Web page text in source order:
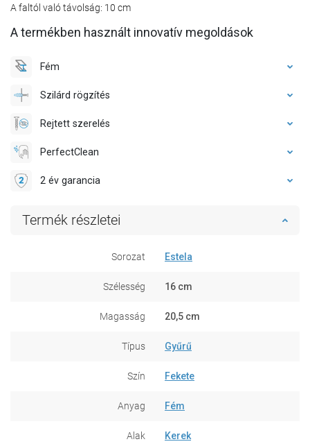
A faltól való távolság: 10 cm
A termékben használt innovatív megoldások
Fém
Szilárd rögzítés
Rejtett szerelés
PerfectClean
2 év garancia
Termék részletei
Sorozat Estela
Szélesség 16 cm
Magasság 20,5 cm
Típus Gyűrű
Szín Fekete
Anyag Fém
Alak Kerek